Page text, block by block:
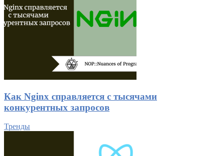
Как Nginx справляется с тысячами
конкурентных запросов
Тренды